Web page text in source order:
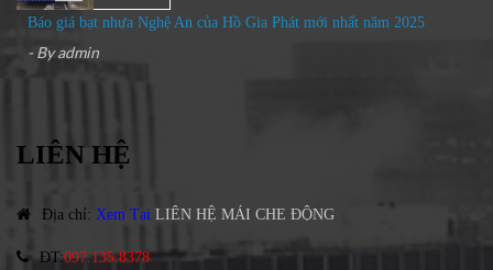
Báo giá bạt nhựa Nghệ An của Hồ Gia Phát mới nhất năm 2025
- Byadmin
LIÊN HỆ
Địa chỉ: Xem Tại LIÊN HỆ MÁI CHE ĐỘNG
ĐT:097.135.8378